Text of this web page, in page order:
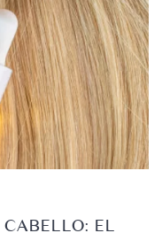
CABELLO: EL